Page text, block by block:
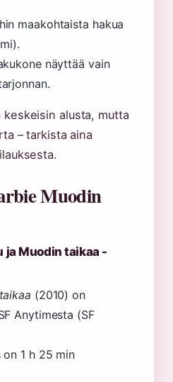
maakohtaista hakua
näyttää vain
alusta, mutta
– tarkista aina
Muodin
ja Muodin taikaa -
(2010) on
Anytimesta (SF
1 h 25 min